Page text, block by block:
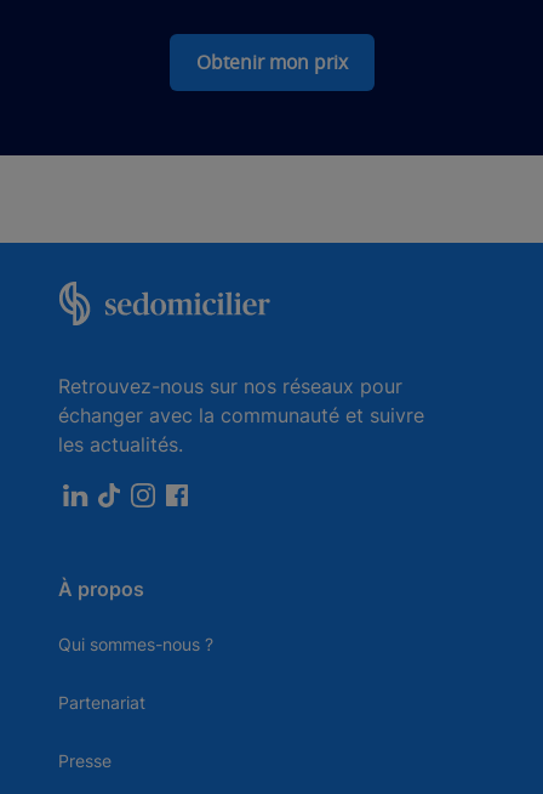
Obtenir mon prix
Retrouvez-nous sur nos réseaux pour
échanger avec la communauté et suivre
les actualités.
À propos
Qui sommes-nous ?
Partenariat
Presse